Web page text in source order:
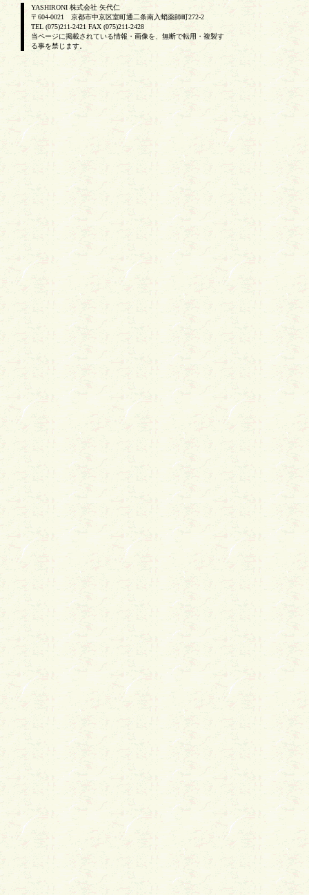
YASHIRONI 株式会社 矢代仁
〒604-0021 京都市中京区室町通二条南入蛸薬師町272-2
TEL (075)211-2421 FAX (075)211-2428
当ページに掲載されている情報・画像を、無断で転用・複製す
る事を禁じます。